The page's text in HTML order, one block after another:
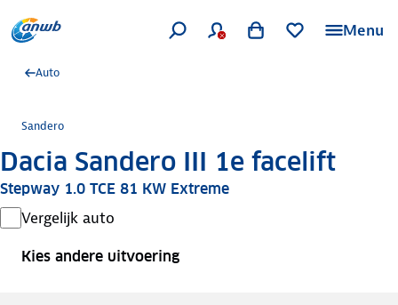
Menu
Auto
Sandero
Dacia Sandero III 1e facelift
Stepway 1.0 TCE 81 KW Extreme
Vergelijk auto
Kies andere uitvoering